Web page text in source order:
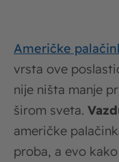
Američke
vrsta ove
nije ništa manje
širom sveta.
američke
proba, a evo